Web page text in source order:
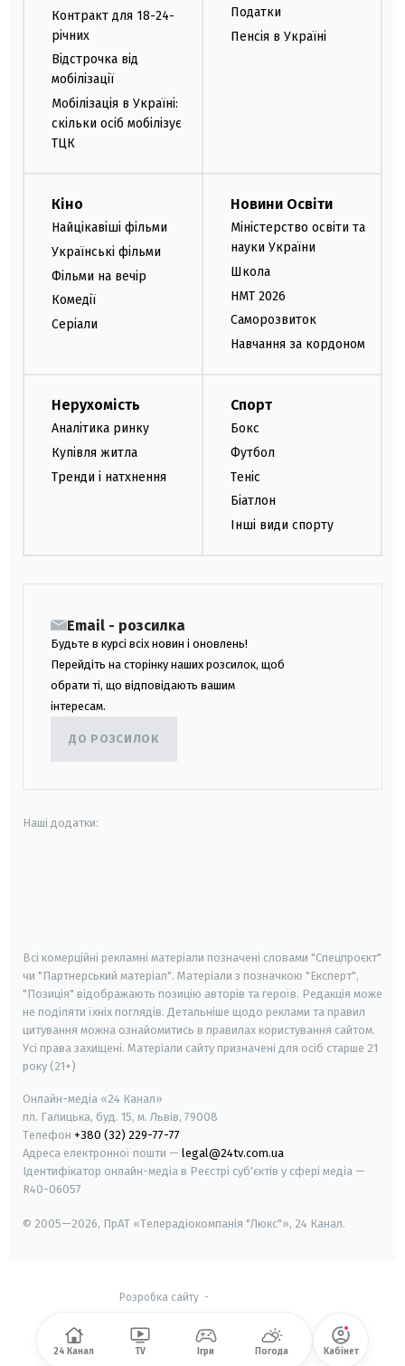
Контракт для 18-24-
річних
Відстрочка від
мобілізації
Мобілізація в Україні:
скільки осіб мобілізує
ТЦК
Податки
Пенсія в Україні
Кіно
Найцікавіші фільми
Українські фільми
Фільми на вечір
Комедії
Серіали
Новини Освіти
Міністерство освіти та
науки України
Школа
НМТ 2026
Саморозвиток
Навчання за кордоном
Нерухомість
Аналітика ринку
Купівля житла
Тренди і натхнення
Спорт
Бокс
Футбол
Теніс
Біатлон
Інші види спорту
Email - розсилка
Будьте в курсі всіх новин і оновлень!
Перейдіть на сторінку наших розсилок, щоб
обрати ті, що відповідають вашим
інтересам.
ДО РОЗСИЛОК
Наші додатки:
Всі комерційні рекламні матеріали позначені словами "Спецпроєкт"
чи "Партнерський матеріал". Матеріали з позначкою "Експерт",
"Позиція" відображають позицію авторів та героїв. Редакція може
не поділяти їхніх поглядів. Детальніше щодо реклами та правил
цитування можна ознайомитись в правилах користування сайтом.
Усі права захищені. Матеріали сайту призначені для осіб старше 21
року (21+)
Онлайн-медіа «24 Канал»
пл. Галицька, буд. 15, м. Львів, 79008
Телефон +380 (32) 229-77-77
Адреса електронної пошти — legal@24tv.com.ua
Ідентифікатор онлайн-медіа в Реєстрі суб'єктів у сфері медіа —
R40-06057
© 2005—2026, ПрАТ «Телерадіокомпанія "Люкс"», 24 Канал.
Розробка сайту-
24 Канал TV Ігри Погода Кабінет